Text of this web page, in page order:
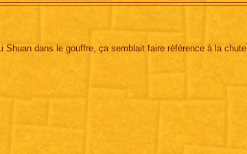
Shuan dans le gouffre, ça semblait faire référence à la